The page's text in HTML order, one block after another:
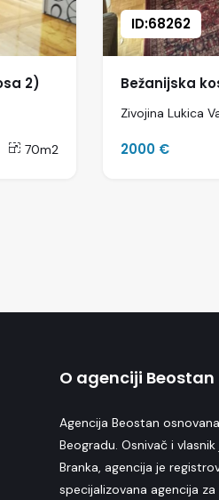
2)
70m2
ID:68262
Bežanijska
Zivojina Lukica
2000 €
O agenciji Beostan
Agencija Beostan
Beogradu. Osnivač i
Branka, agencija je
specijalizovana agencija